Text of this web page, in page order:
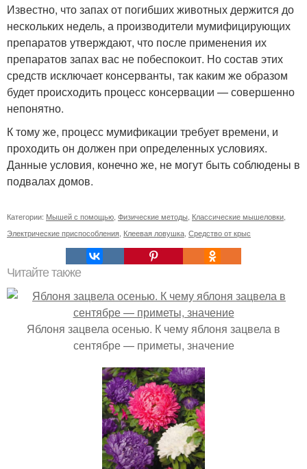
Известно, что запах от погибших животных держится до
нескольких недель, а производители мумифицирующих
препаратов утверждают, что после применения их
препаратов запах вас не побеспокоит. Но состав этих
средств исключает консерванты, так каким же образом
будет происходить процесс консервации — совершенно
непонятно.
К тому же, процесс мумификации требует времени, и
проходить он должен при определенных условиях.
Данные условия, конечно же, не могут быть соблюдены в
подвалах домов.
Категории: Мышей с помощью Физические методы Классические мышеловки
Электрические приспособления Клеевая ловушка Средство от крыс
Читайте также
Яблоня зацвела осенью. К чему яблоня зацвела в
сентябре — приметы, значение